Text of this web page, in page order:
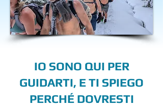
IO SONO QUI PER
GUIDARTI, E TI SPIEGO
PERCHÉ DOVRESTI